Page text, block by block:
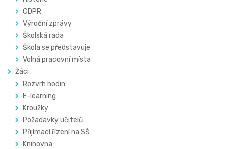
GDPR
Výroční zprávy
Školská rada
Škola se představuje
Volná pracovní místa
Žáci
Rozvrh hodin
E-learning
Kroužky
Požadavky učitelů
Přijímací řízení na SŠ
Knihovna